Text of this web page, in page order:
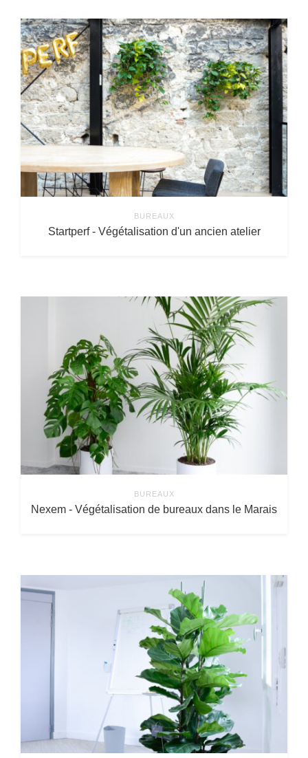
BUREAUX
Startperf - Végétalisation d'un ancien atelier
BUREAUX
Nexem - Végétalisation de bureaux dans le Marais